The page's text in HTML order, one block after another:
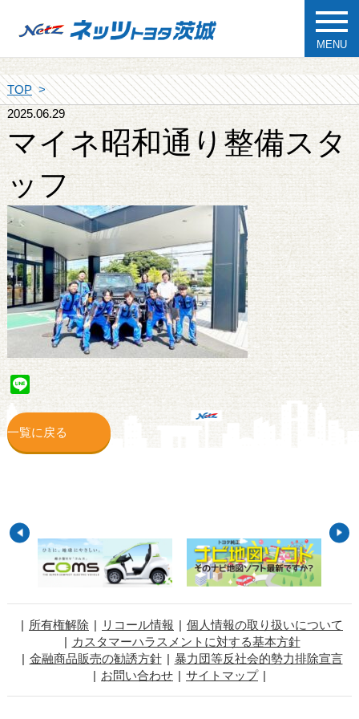
MENU
TOP
2025.06.29
マイネ昭和通り整備スタ
ッフ
Line
一覧に戻る
所有権解除 リコール情報
個人情報の取り扱いについて
カスタマーハラスメントに対する基本方針
金融商品販売の勧誘方針
暴力団等反社会的勢力排除宣言
お問い合わせ
サイトマップ